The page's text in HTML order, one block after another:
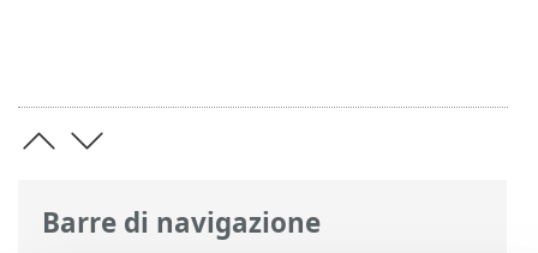
Barre di navigazione